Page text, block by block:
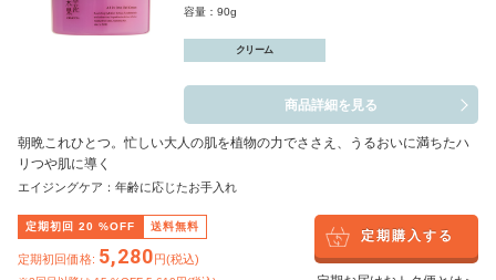
容量：90g
クリーム
商品詳細を見る
朝晩これひとつ。忙しい大人の肌を植物の力でささえ、うるおいに満ちたハ
リつや肌に導く
エイジングケア：年齢に応じたお手入れ
定期初回 20 %OFF 送料無料
定期初回価格: 5,280円(税込)
定期購入する